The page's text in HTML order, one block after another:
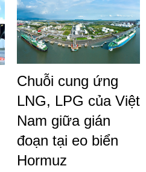
Chuỗi cung ứng
LNG, LPG của Việt
Nam giữa gián
đoạn tại eo biển
Hormuz